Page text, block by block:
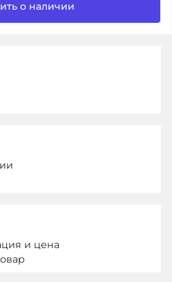
о наличии
и цена